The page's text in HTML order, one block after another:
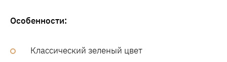
Особенности:
Классический зеленый цвет